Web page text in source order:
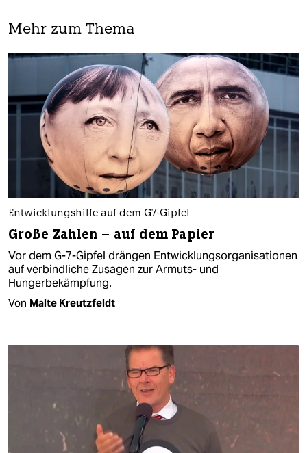
Mehr zum Thema
Entwicklungshilfe auf dem G7-Gipfel
Große Zahlen – auf dem Papier
Vor dem G-7-Gipfel drängen Entwicklungsorganisationen
auf verbindliche Zusagen zur Armuts- und
Hungerbekämpfung.
Von Malte Kreutzfeldt